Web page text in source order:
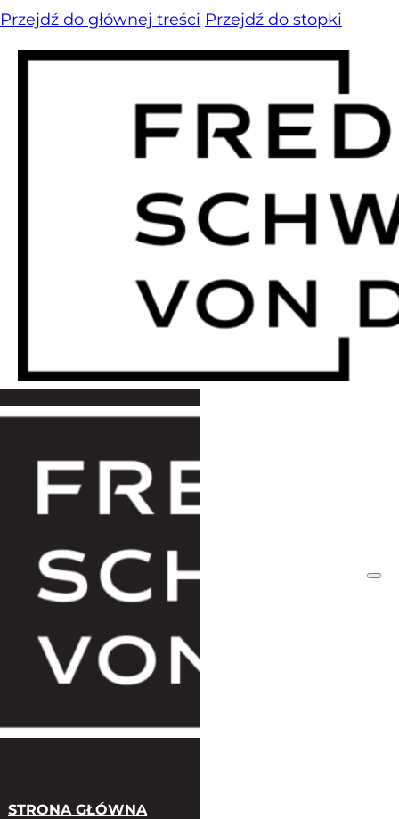
Przejdź do głównej treści Przejdź do stopki
STRONA GŁÓWNA